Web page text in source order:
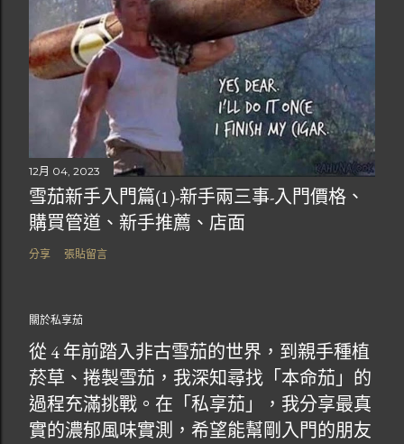
12月 04, 2023
雪茄新手入門篇(1)-新手兩三事-入門價格、
購買管道、新手推薦、店面
分享 張貼留言
關於私享茄
從 4 年前踏入非古雪茄的世界，到親手種植
菸草、捲製雪茄，我深知尋找「本命茄」的
過程充滿挑戰。在「私享茄」，我分享最真
實的濃郁風味實測，希望能幫剛入門的朋友